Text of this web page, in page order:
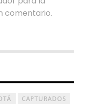
comentario.
CAPTURADOS